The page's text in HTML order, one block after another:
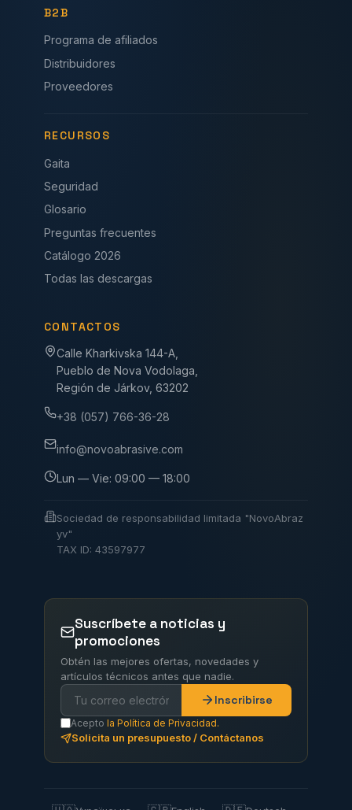
B2B
Programa de afiliados
Distribuidores
Proveedores
RECURSOS
Gaita
Seguridad
Glosario
Preguntas frecuentes
Catálogo 2026
Todas las descargas
CONTACTOS
Calle Kharkivska 144-A,
Pueblo de Nova Vodolaga,
Región de Járkov, 63202
+38 (057) 766-36-28
info@novoabrasive.com
Lun — Vie: 09:00 — 18:00
Sociedad de responsabilidad limitada "NovoAbraz
yv"
TAX ID: 43597977
Suscríbete a noticias y
promociones
Obtén las mejores ofertas, novedades y
artículos técnicos antes que nadie.
Inscribirse
Acepto la Política de Privacidad.
Solicita un presupuesto / Contáctanos